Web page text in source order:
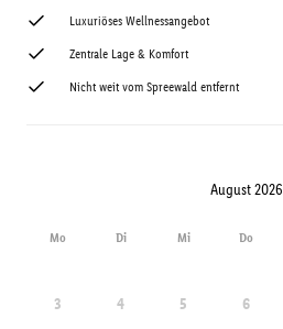
Luxuriöses Wellnessangebot
Zentrale Lage & Komfort
Nicht weit vom Spreewald entfernt
August 2026
Mo Di Mi Do
3
4 5 6